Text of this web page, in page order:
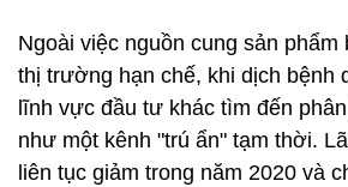
Ngoài việc nguồn cung sản phẩm
thị trường hạn chế, khi dịch bệnh
lĩnh vực đầu tư khác tìm đến
như một kênh "trú ẩn" tạm thời.
liên tục giảm trong năm 2020 và